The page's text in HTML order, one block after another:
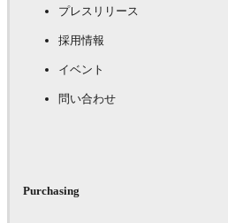
プレスリリース
採用情報
イベント
問い合わせ
Purchasing